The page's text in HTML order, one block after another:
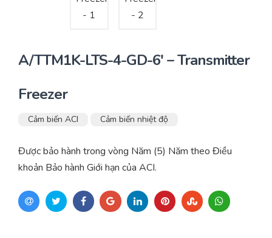
A/TTM1K-LTS-4-GD-6′ – Transmitter
Freezer
Cảm biến ACI Cảm biến nhiệt độ
Được bảo hành trong vòng Năm (5) Năm theo Điều
khoản Bảo hành Giới hạn của ACI.